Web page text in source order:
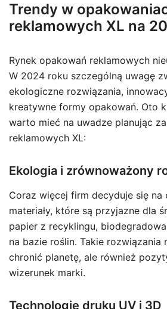
Trendy w
reklamowych XL na
Rynek opakowań reklamowych
W 2024 roku szczególną uwagę
ekologiczne rozwiązania,
kreatywne formy opakowań. Oto
warto mieć na uwadze planując
reklamowych XL:
Ekologia i zrównoważony
Coraz więcej firm decyduje się na
materiały, które są przyjazne dla
papier z recyklingu,
na bazie roślin. Takie rozwiązania
chronić planetę, ale również
wizerunek marki.
Technologie druku UV i 3D